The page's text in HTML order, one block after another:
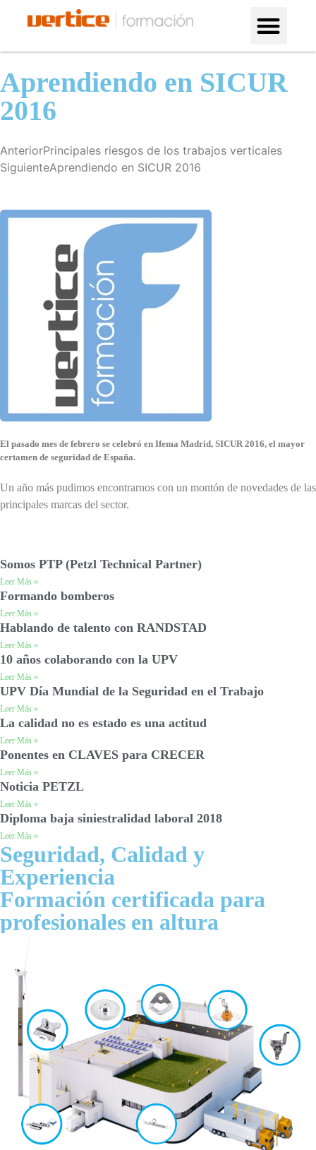
Aprendiendo en SICUR
2016
AnteriorPrincipales riesgos de los trabajos verticales
SiguienteAprendiendo en SICUR 2016
El pasado mes de febrero se celebró en Ifema Madrid, SICUR 2016, el mayor
certamen de seguridad de España.
Un año más pudimos encontrarnos con un montón de novedades de las
principales marcas del sector.
Somos PTP (Petzl Technical Partner)
Leer Más »
Formando bomberos
Leer Más »
Hablando de talento con RANDSTAD
Leer Más »
10 años colaborando con la UPV
Leer Más »
UPV Día Mundial de la Seguridad en el Trabajo
Leer Más »
La calidad no es estado es una actitud
Leer Más »
Ponentes en CLAVES para CRECER
Leer Más »
Noticia PETZL
Leer Más »
Diploma baja siniestralidad laboral 2018
Leer Más »
Seguridad, Calidad y
Experiencia
Formación certificada para
profesionales en altura